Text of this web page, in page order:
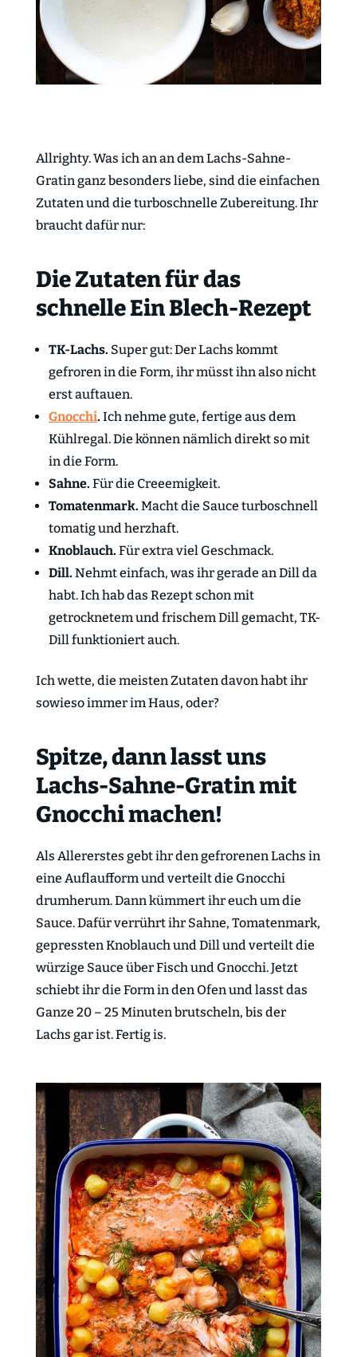
Allrighty. Was ich an an dem Lachs-Sahne-
Gratin ganz besonders liebe, sind die einfachen
Zutaten und die turboschnelle Zubereitung. Ihr
braucht dafür nur:
Die Zutaten für das
schnelle Ein Blech-Rezept
TK-Lachs. Super gut: Der Lachs kommt
gefroren in die Form, ihr müsst ihn also nicht
erst auftauen.
Gnocchi. Ich nehme gute, fertige aus dem
Kühlregal. Die können nämlich direkt so mit
in die Form.
Sahne. Für die Creeemigkeit.
Tomatenmark. Macht die Sauce turboschnell
tomatig und herzhaft.
Knoblauch. Für extra viel Geschmack.
Dill. Nehmt einfach, was ihr gerade an Dill da
habt. Ich hab das Rezept schon mit
getrocknetem und frischem Dill gemacht, TK-
Dill funktioniert auch.
Ich wette, die meisten Zutaten davon habt ihr
sowieso immer im Haus, oder?
Spitze, dann lasst uns
Lachs-Sahne-Gratin mit
Gnocchi machen!
Als Allererstes gebt ihr den gefrorenen Lachs in
eine Auflaufform und verteilt die Gnocchi
drumherum. Dann kümmert ihr euch um die
Sauce. Dafür verrührt ihr Sahne, Tomatenmark,
gepressten Knoblauch und Dill und verteilt die
würzige Sauce über Fisch und Gnocchi. Jetzt
schiebt ihr die Form in den Ofen und lasst das
Ganze 20 – 25 Minuten brutscheln, bis der
Lachs gar ist. Fertig is.